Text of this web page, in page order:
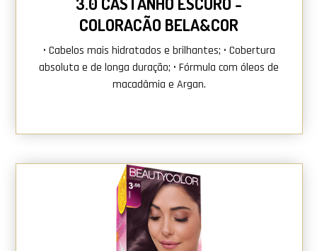
COLORAÇÃO BELA&COR
• Cabelos mais hidratados e brilhantes; • Cobertura
absoluta e de longa duração; • Fórmula com óleos de
macadâmia e Argan.